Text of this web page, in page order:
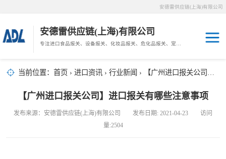
安德雷供应链(上海)有限公司
安德雷供应链(上海)有限公司
当前位置： 首页 › 进口资讯 › 行业新闻 › 【广州进口报关公司】进口报关有哪些注意事项
【广州进口报关公司】进口报关有哪些注意事项
发布来源：安德雷供应链(上海)有限公司 发布日期: 2021-04-23 访问
量:2504
其他报关
海鲜进口
木材报关
药材报关
汽车/游艇报关